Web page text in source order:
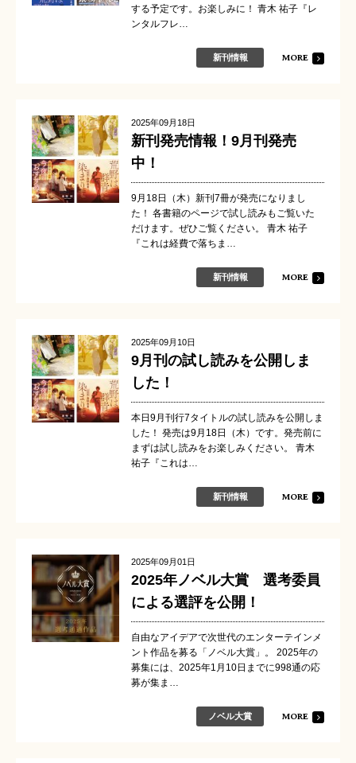
する予定です。お楽しみに！ 青木 祐子『レ
ンタルフレ…
新刊情報 MORE
2025年09月18日
新刊発売情報！9月刊発売
中！
9月18日（木）新刊7冊が発売になりまし
た！ 各書籍のページで試し読みもご覧いた
だけます。ぜひご覧ください。 青木 祐子
『これは経費で落ちま…
新刊情報 MORE
2025年09月10日
9月刊の試し読みを公開しま
した！
本日9月刊行7タイトルの試し読みを公開しま
した！ 発売は9月18日（木）です。発売前に
まずは試し読みをお楽しみください。 青木
祐子『これは…
新刊情報 MORE
2025年09月01日
2025年ノベル大賞 選考委員
による選評を公開！
自由なアイデアで次世代のエンターテインメ
ント作品を募る「ノベル大賞」。 2025年の
募集には、2025年1月10日までに998通の応
募が集ま…
ノベル大賞 MORE